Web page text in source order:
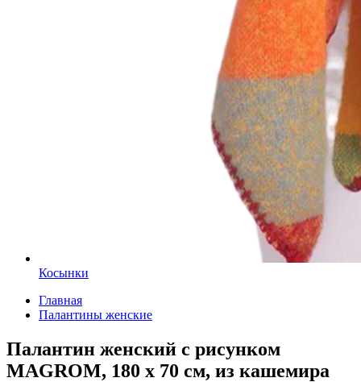
Косынки
Главная
Палантины женские
Палантин женский с рисунком
MAGROM, 180 х 70 см, из кашемира